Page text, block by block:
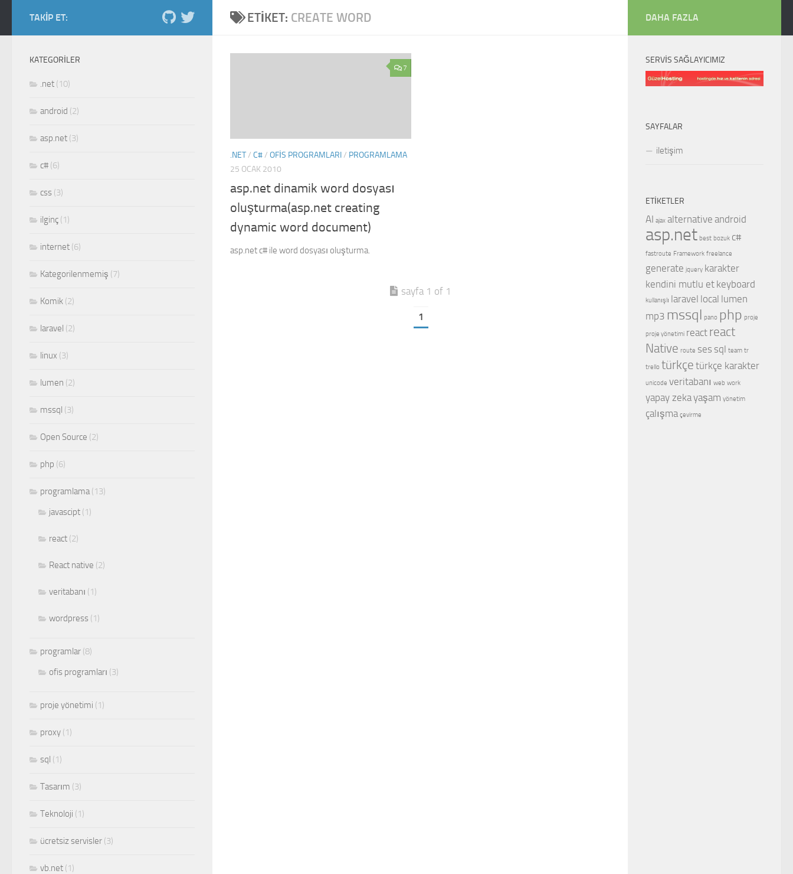
Skip to content
Salih Kiraz blog
ETIKET: CREATE WORD
7
.NET/ C#/ OFIS PROGRAMLARI/ PROGRAMLAMA
25 OCAK 2010
asp.net dinamik word dosyası
oluşturma(asp.net creating
dynamic word document)
asp.net c# ile word dosyası oluşturma.
sayfa 1 of 1
1
TAKIP ET:
KATEGORILER
.net (10)
android (2)
asp.net (3)
c# (6)
css (3)
ilginç (1)
internet (6)
Kategorilenmemiş (7)
Komik (2)
laravel (2)
linux (3)
lumen (2)
mssql (3)
Open Source (2)
php (6)
programlama(13)
javascipt (1)
react (2)
React native (2)
veritabanı (1)
wordpress (1)
programlar (8)
ofis programları (3)
proje yönetimi (1)
proxy (1)
sql (1)
Tasarım (3)
Teknoloji (1)
ücretsiz servisler (3)
vb.net (1)
DAHA FAZLA
SERVIS SAĞLAYICIMIZ
SAYFALAR
iletişim
ETIKETLER
AI ajax alternative android
asp.net best bozuk c#
fastroute Framework freelance
generate jquery karakter
kendini mutlu et keyboard
kullanışlı laravel local lumen
mp3 mssql pano php proje
proje yönetimi react react
Native route ses sql team tr
trello türkçe türkçe karakter
unicode veritabanı web work
yapay zekayaşam yönetim
çalışma çevirme